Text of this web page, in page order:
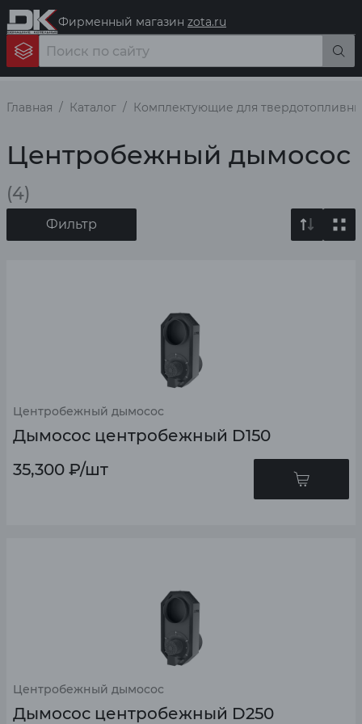
Фирменный магазин zota.ru
Главная Каталог Комплектующие для
Центробежный дымосос
(4)
Фильтр
Центробежный дымосос
Дымосос центробежный D150
35,300 ₽/шт
Центробежный дымосос
Дымосос центробежный D250